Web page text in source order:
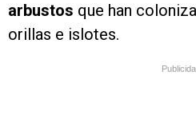
arbustos que han
orillas e islotes.